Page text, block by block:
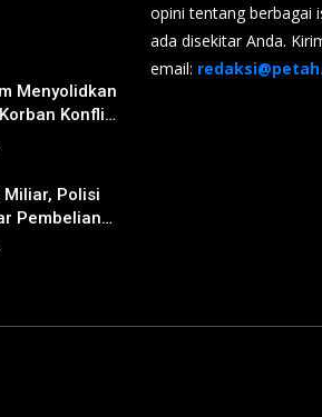
Menyolidkan
Konflik
Miliar, Polisi
Pembelian
opini tentang berbagai
ada disekitar Anda.
email: